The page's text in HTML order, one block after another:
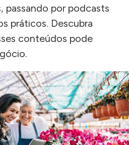
passando por podcasts
práticos. Descubra
conteúdos pode